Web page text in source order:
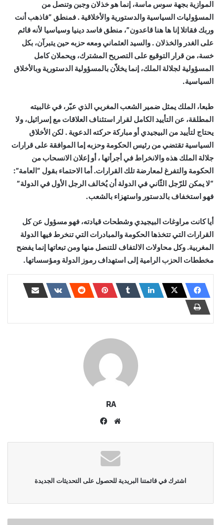
الموازية بجهة سوس ماسة، إنما هو خذلان وجبن وتنصل من
المسؤوليات السياسية والدستورية والأخلاقية . فمنطق “فاذهب أنت
وربك فقاتلا إنا ها هنا قاعدون”، منطق فاسد دينيا وسياسيا لأنه قائم
على الغدر والخذلان . والسيد العثماني ومعه حزبه حين يتبرآن، بكل
خسة، من قرار التوقيع على التصريح المشترك، ويحملان كامل
المسؤولية لجلالة الملك، إنما يخلاّن بالمسؤولية الدستورية وبالأخلاق
السياسية.
طبعا، الملك يمثل ضمير الشعب المغربي الذي عبّر، في غالبيته
المطلقة، عن التأييد الكامل لقرار استئناف العلاقات مع إسرائيل، ولا
يحتاج لتأييد من البيجيدي أو مباركة حركته الدعوية . لكن الأخلاق
السياسية تقتضي من رئيس الحكومة وحزبه إما الموافقة على قرارات
جلالة الملك هذه والانخراط في أجرأتها ، أو إعلان الانسحاب من
الحكومة والتفرغ لمعارضة تلك القرارات. أما الاحتماء بقول “العامة”:
“لا يمكن للرّجل الثّاني في الدولة أن يُخالف الرجل الأول في الدولة”
فهو استخفاف بالدستور واستهزاء بالشعب.
أيا كانت مراوغات البيجيدي وشطحات قيادته، فهو مسؤول عن كل
القرارات التي تتخذها الحكومة والمبادرات التي تنخرط فيها الدولة
المغربية. وكل محاولات الالتفاف للتنصل منها ومن تبعاتها إنما يفضح
مخططات الحزب الرامية إلى استهداف رموز الدولة ومؤسساتها.
RA
موقع
اشترك في قائمتنا البريدية للحصول على التحديثات الجديدة